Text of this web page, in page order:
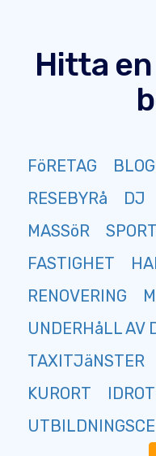
Hitta
FöRETAG
RESEBYRå
DJ
MASSöR
FASTIGHET
RENOVERING
UNDERHåLL AV
TAXITJäNSTER
KURORT